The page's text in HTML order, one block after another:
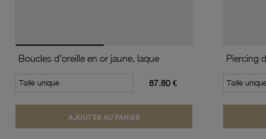
Boucles d'oreille en or jaune, laque
Taille unique 87.80 €
AJOUTER AU PANIER
Piercing
Taille